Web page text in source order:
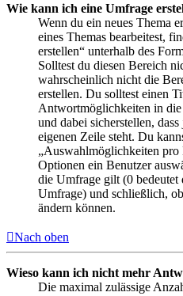
Wie kann ich eine Umfrage
Wenn du ein neues Thema
eines Themas bearbeitest,
erstellen“ unterhalb des
Solltest du diesen Bereich
wahrscheinlich nicht die
erstellen. Du solltest einen
Antwortmöglichkeiten in die
und dabei sicherstellen,
eigenen Zeile steht. Du
„Auswahlmöglichkeiten pro
Optionen ein Benutzer
die Umfrage gilt (0 bedeutet
Umfrage) und schließlich,
ändern können.
Nach oben
Wieso kann ich nicht mehr
Die maximal zulässige